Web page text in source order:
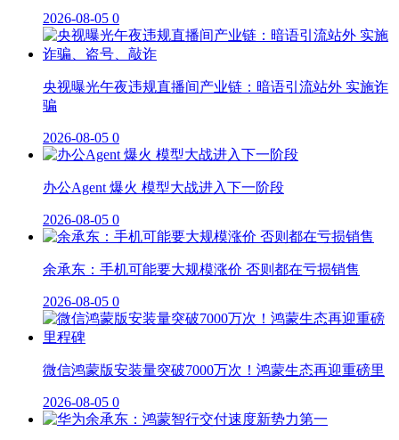
2026-08-05 0
央视曝光午夜违规直播间产业链：暗语引流站外 实施诈
骗
2026-08-05 0
办公Agent 爆火 模型大战进入下一阶段
2026-08-05 0
余承东：手机可能要大规模涨价 否则都在亏损销售
2026-08-05 0
微信鸿蒙版安装量突破7000万次！鸿蒙生态再迎重磅里
2026-08-05 0